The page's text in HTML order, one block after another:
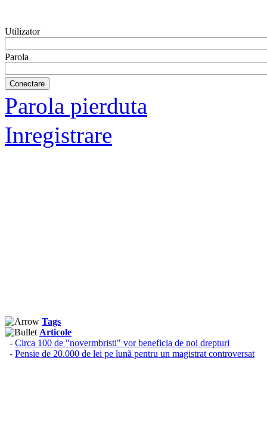
Utilizator
Parola
Parola pierduta
Inregistrare
Tags
Articole
- Circa 100 de "novermbristi" vor beneficia de noi drepturi
- Pensie de 20.000 de lei pe lună pentru un magistrat controversat